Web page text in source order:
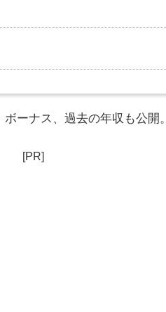
ーナス、過去の年収も公開。
[PR]